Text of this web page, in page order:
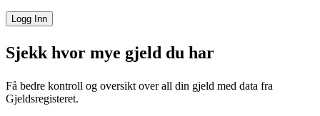
Logg Inn
Sjekk hvor mye gjeld du har
Få bedre kontroll og oversikt over all din gjeld med data fra
Gjeldsregisteret.